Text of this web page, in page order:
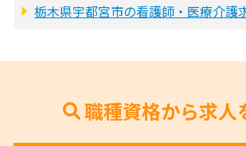
栃木県宇都宮市の看護師・医療介護
職種資格から求人